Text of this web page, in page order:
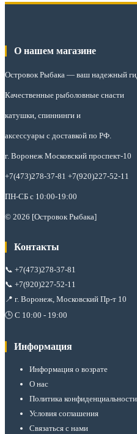
О нашем магазине
Островок Рыбака — ваш надежный
Качественные рыболовные снасти
катушки, спиннинги и
аксессуары с доставкой по РФ.
г. Воронеж Московский проспект-10
+7(473)278-37-81 +7(920)227-52-11
ПН-СБ с 10:00-19:00
© 2026 [Островок Рыбака]
Контакты
📞 +7(473)278-37-81
📞 +7(920)227-52-11
📍 г. Воронеж, Московский Пр-т 10
🕒 С 10:00 - 19:00
Информация
Информация о возрате
О нас
Политика конфиденциальности
Условия соглашения
Связаться с нами